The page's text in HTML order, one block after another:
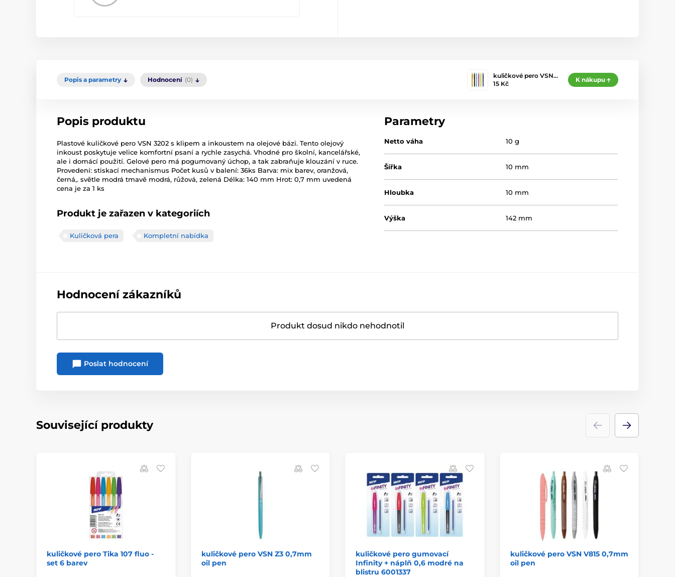
Popis a parametry Hodnocení (0)
kuličkové pero VSN…
15 Kč
K nákupu
Popis produktu
Plastové kuličkové pero VSN 3202 s klipem a inkoustem na olejové bázi. Tento olejový
inkoust poskytuje velice komfortní psaní a rychle zasychá. Vhodné pro školní, kancelářské,
ale i domácí použití. Gelové pero má pogumovaný úchop, a tak zabraňuje klouzání v ruce.
Provedení: stiskací mechanismus Počet kusů v balení: 36ks Barva: mix barev, oranžová,
černá,. světle modrá tmavě modrá, růžová, zelená Délka: 140 mm Hrot: 0,7 mm uvedená
cena je za 1 ks
Produkt je zařazen v kategoriích
Kuličková pera Kompletní nabídka
Parametry
Netto váha 10 g
Šířka 10 mm
Hloubka 10 mm
Výška 142 mm
Hodnocení zákazníků
Produkt dosud nikdo nehodnotil
Poslat hodnocení
Související produkty
kuličkové pero Tika 107 fluo -
set 6 barev
kuličkové pero VSN Z3 0,7mm
oil pen
kuličkové pero gumovací
Infinity + náplň 0,6 modré na
blistru 6001337
kuličkové pero VSN V815 0,7mm
oil pen